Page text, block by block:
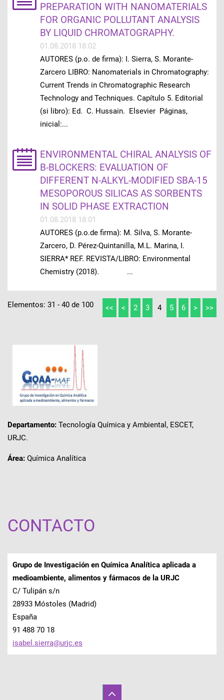
PREPARATION WITH NANOMATERIALS
FOR ORGANIC POLLUTANT ANALYSIS
BY LIQUID CHROMATOGRAPHY.
01.08.2018 18:02
AUTORES (p.o. de firma): I. Sierra, S. Morante-
Zarcero LIBRO: Nanomaterials in Chromatography:
Current Trends in Chromatographic Research
Technology and Techniques. Capítulo 5. Editorial
(si libro): Ed. C. Hussain. Elsevier Páginas,
inicial:...
ENVIRONMENTAL CHIRAL ANALYSIS OF
Β-BLOCKERS: EVALUATION OF
DIFFERENT N-ALKYL-MODIFIED SBA-15
MESOPOROUS SILICAS AS SORBENTS
IN SOLID PHASE EXTRACTION
01.08.2018 18:01
AUTORES (p.o.de firma): M. Silva, S. Morante-
Zarcero, D. Pérez-Quintanilla, M.L. Marina, I.
SIERRA* REF. REVISTA/LIBRO: Environmental
Chemistry (2018). ...
Elementos: 31 - 40 de 100 << < 2 3 4 5 6 > >>
Departamento: Tecnología Química y Ambiental, ESCET,
URJC.
Área: Química Analítica
CONTACTO
Grupo de Investigación en Química Analítica aplicada a
medioambiente, alimentos y fármacos de la URJC
C/ Tulipán s/n
28933 Móstoles (Madrid)
España
91 488 70 18
isabel.sierra@urjc.es